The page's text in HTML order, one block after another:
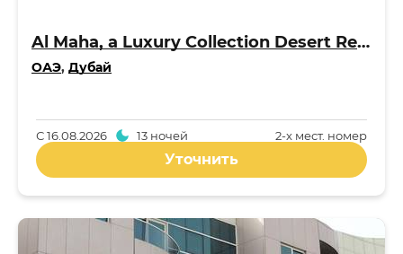
Al Maha, a Luxury Collection Desert Resort & Spa 5*
ОАЭ, Дубай
2-x мест. номер
С16.08.2026 13 ночей
Уточнить